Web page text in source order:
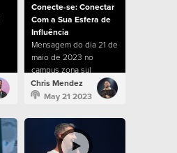
Conecte-se: Conectar
Com a Sua Esfera de
Influência
Mensagem do dia 21 de
maio de 2023 no
campus zona sul
Chris Mendez
May 21 2023